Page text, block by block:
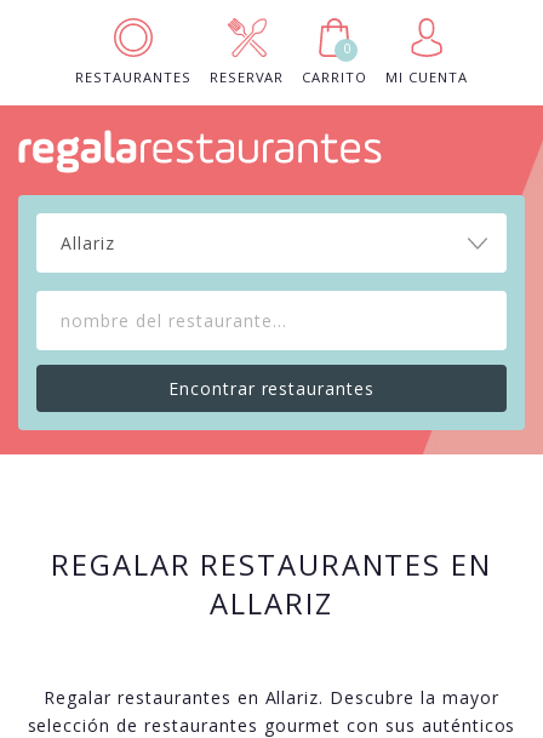
RESTAURANTES RESERVAR
0
CARRITO
MI CUENTA
Allariz
REGALAR RESTAURANTES EN
ALLARIZ
Regalar restaurantes en Allariz. Descubre la mayor
selección de restaurantes gourmet con sus auténticos